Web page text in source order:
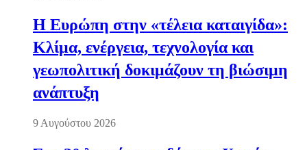
Η Ευρώπη στην «τέλεια καταιγίδα»:
Κλίμα, ενέργεια, τεχνολογία και
γεωπολιτική δοκιμάζουν τη βιώσιμη
ανάπτυξη
9 Αυγούστου 2026